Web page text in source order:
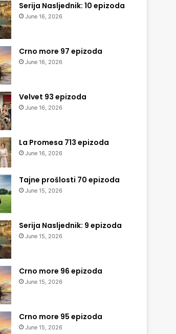
Serija Nasljednik: 10 epizoda
June 16, 2026
Crno more 97 epizoda
June 16, 2026
Velvet 93 epizoda
June 16, 2026
La Promesa 713 epizoda
June 16, 2026
Tajne prošlosti 70 epizoda
June 15, 2026
Serija Nasljednik: 9 epizoda
June 15, 2026
Crno more 96 epizoda
June 15, 2026
Crno more 95 epizoda
June 15, 2026